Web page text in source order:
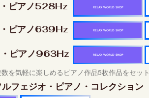
・ピアノ528Hz RELAX WORLD SHOP
・ピアノ639Hz RELAX WORLD SHOP
・ピアノ963Hz RELAX WORLD SHOP
を気軽に楽しめるピアノ作品5枚作品をセット
フェジオ・ピアノ・コレクション